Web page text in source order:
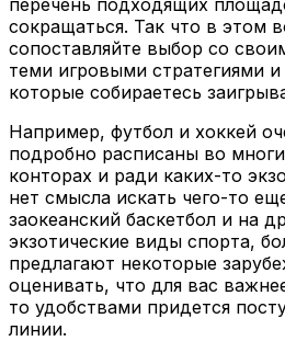
сокращаться. Так что в этом
сопоставляйте выбор со
теми игровыми стратегиями
которые собираетесь
Например, футбол и хоккей
подробно расписаны во
конторах и ради каких-то
нет смысла искать чего-то
заокеанский баскетбол и на
экзотические виды спорта,
предлагают некоторые
оценивать, что для вас
то удобствами придется
линии.